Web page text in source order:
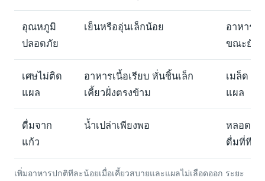
อุณหภูมิ
ปลอดภัย
เย็นหรืออุ่นเล็กน้อย
อาหาร/
ขณะยังช
เศษไม่ติด
แผล
อาหารเนื้อเรียบ หั่นชิ้นเล็ก
เคี้ยวฝั่งตรงข้าม
เมล็ด ถั่
แผล
ดื่มจาก
แก้ว
น้ำเปล่าเพียงพอ
หลอดดูด
ดื่มที่ทีม
เพิ่มอาหารปกติทีละน้อยเมื่อเคี้ยวสบายและแผลไม่เลือดออก ระยะ